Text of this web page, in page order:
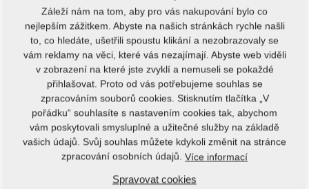
Záleží nám na tom, aby pro vás nakupování bylo co
nejlepším zážitkem. Abyste na našich stránkách rychle našli
to, co hledáte, ušetřili spoustu klikání a nezobrazovaly se
vám reklamy na věci, které vás nezajímají. Abyste web viděli
v zobrazení na které jste zvyklí a nemuseli se pokaždé
přihlašovat. Proto od vás potřebujeme souhlas se
zpracováním souborů cookies. Stisknutím tlačítka „V
pořádku“ souhlasíte s nastavením cookies tak, abychom
vám poskytovali smysluplné a užitečné služby na základě
vašich údajů. Svůj souhlas můžete kdykoli změnit na stránce
zpracování osobních údajů. Více informací
Spravovat cookies